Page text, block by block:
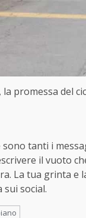
la promessa del
tanti i
il vuoto
La tua grinta e
social.